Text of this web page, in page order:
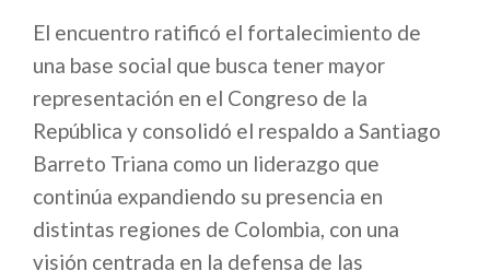
El encuentro ratificó el fortalecimiento de
una base social que busca tener mayor
representación en el Congreso de la
República y consolidó el respaldo a Santiago
Barreto Triana como un liderazgo que
continúa expandiendo su presencia en
distintas regiones de Colombia, con una
visión centrada en la defensa de las